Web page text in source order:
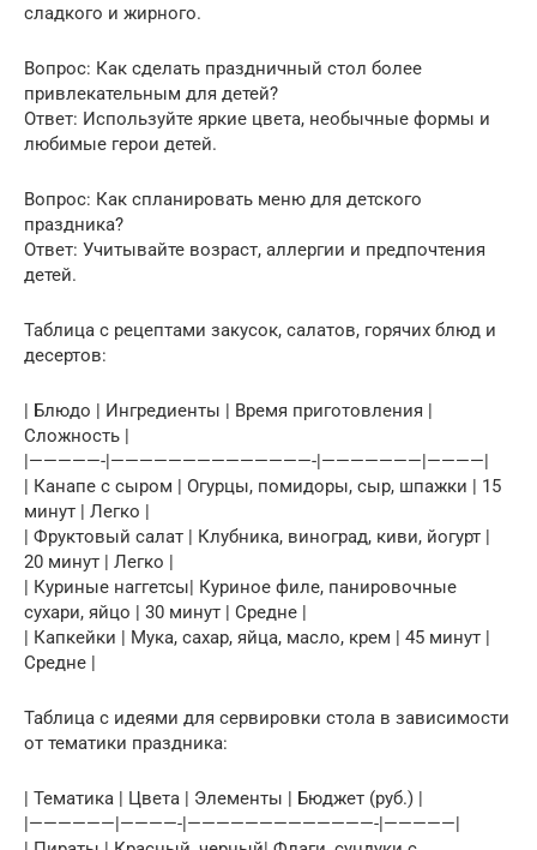
сладкого и жирного.
Вопрос: Как сделать праздничный стол более
привлекательным для детей?
Ответ: Используйте яркие цвета, необычные формы и
любимые герои детей.
Вопрос: Как спланировать меню для детского
праздника?
Ответ: Учитывайте возраст, аллергии и предпочтения
детей.
Таблица с рецептами закусок, салатов, горячих блюд и
десертов:
| Блюдо | Ингредиенты | Время приготовления |
Сложность |
|—————-|——————————————-|———————|————|
| Канапе с сыром | Огурцы, помидоры, сыр, шпажки | 15
минут | Легко |
| Фруктовый салат | Клубника, виноград, киви, йогурт |
20 минут | Легко |
| Куриные наггетсы| Куриное филе, панировочные
сухари, яйцо | 30 минут | Средне |
| Капкейки | Мука, сахар, яйца, масло, крем | 45 минут |
Средне |
Таблица с идеями для сервировки стола в зависимости
от тематики праздника:
| Тематика | Цвета | Элементы | Бюджет (руб.) |
|——————|————-|—————————————-|—————|